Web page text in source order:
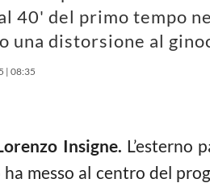
40' del primo tempo
una distorsione al
| 08:35
Insigne. L’esterno
ha messo al centro del